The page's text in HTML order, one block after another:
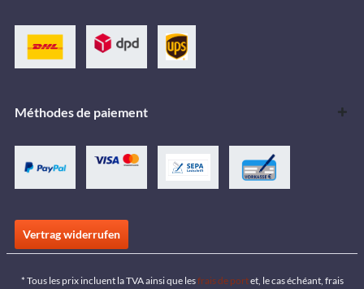
Méthodes de paiement
Vertrag widerrufen
* Tous les prix incluent la TVA ainsi que lesfrais de portet, le cas échéant, frais